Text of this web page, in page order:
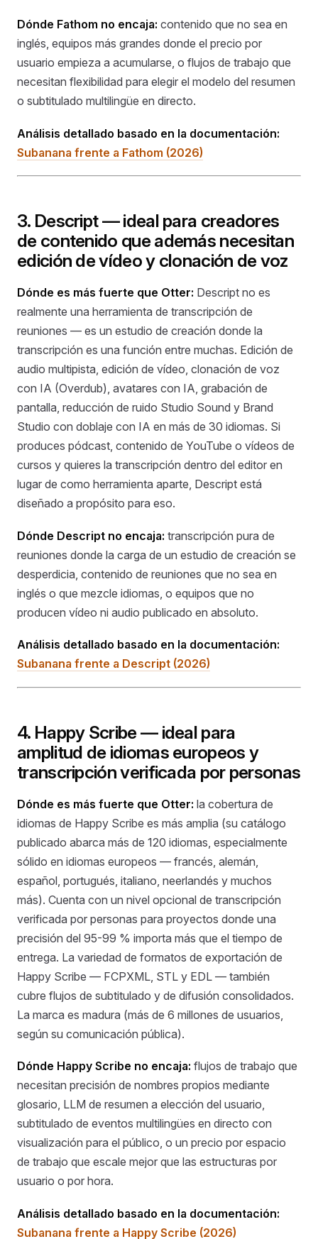
Dónde Fathom no encaja: contenido que no sea en
inglés, equipos más grandes donde el precio por
usuario empieza a acumularse, o flujos de trabajo que
necesitan flexibilidad para elegir el modelo del resumen
o subtitulado multilingüe en directo.
Análisis detallado basado en la documentación:
Subanana frente a Fathom (2026)
3. Descript — ideal para creadores
de contenido que además necesitan
edición de vídeo y clonación de voz
Dónde es más fuerte que Otter: Descript no es
realmente una herramienta de transcripción de
reuniones — es un estudio de creación donde la
transcripción es una función entre muchas. Edición de
audio multipista, edición de vídeo, clonación de voz
con IA (Overdub), avatares con IA, grabación de
pantalla, reducción de ruido Studio Sound y Brand
Studio con doblaje con IA en más de 30 idiomas. Si
produces pódcast, contenido de YouTube o vídeos de
cursos y quieres la transcripción dentro del editor en
lugar de como herramienta aparte, Descript está
diseñado a propósito para eso.
Dónde Descript no encaja: transcripción pura de
reuniones donde la carga de un estudio de creación se
desperdicia, contenido de reuniones que no sea en
inglés o que mezcle idiomas, o equipos que no
producen vídeo ni audio publicado en absoluto.
Análisis detallado basado en la documentación:
Subanana frente a Descript (2026)
4. Happy Scribe — ideal para
amplitud de idiomas europeos y
transcripción verificada por personas
Dónde es más fuerte que Otter: la cobertura de
idiomas de Happy Scribe es más amplia (su catálogo
publicado abarca más de 120 idiomas, especialmente
sólido en idiomas europeos — francés, alemán,
español, portugués, italiano, neerlandés y muchos
más). Cuenta con un nivel opcional de transcripción
verificada por personas para proyectos donde una
precisión del 95-99 % importa más que el tiempo de
entrega. La variedad de formatos de exportación de
Happy Scribe — FCPXML, STL y EDL — también
cubre flujos de subtitulado y de difusión consolidados.
La marca es madura (más de 6 millones de usuarios,
según su comunicación pública).
Dónde Happy Scribe no encaja: flujos de trabajo que
necesitan precisión de nombres propios mediante
glosario, LLM de resumen a elección del usuario,
subtitulado de eventos multilingües en directo con
visualización para el público, o un precio por espacio
de trabajo que escale mejor que las estructuras por
usuario o por hora.
Análisis detallado basado en la documentación:
Subanana frente a Happy Scribe (2026)